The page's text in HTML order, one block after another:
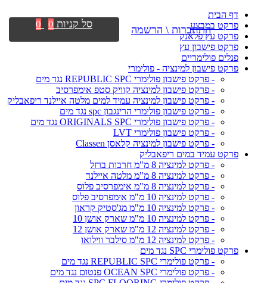
דף הבית
פרקט במבצע
פרקט עץ פלאנק
פרקט פישבון עץ
פנלים פולימריים
פרקט פישבון למינציה - פולימרי
- פרקט פישבון פולימרי REPUBLIC SPC נגד מים
- פרקט פישבון למינציה קוויק סטפ אימפרסיב
- פרקט פישבון למינציה עמיד למים מלטה איילנד ריפאבליק
- פרקט פישבון פולימרי הרינגבון spc נגד מים
- פרקט פישבון פולימרי ORIGINALS SPC נגד מים
- פרקט פישבון פולימרי LVT
- פרקט פישבון למינציה קלאסן Classen
פרקט עמיד במים ריפאבליק
- פרקט למינציה 8 מ"מ חרבות ברזל
- פרקט למינציה 8 מ"מ מלטה איילנד
- פרקט למינציה 8 מ"מ אימפרסיב פלוס
- פרקט למינציה 10 מ"מ אימפרסיב פלוס
- פרקט למינציה 10 מ"מ מג'סטיק קראון
- פרקט למינציה 10 מ"מ שארק אושן 10
- פרקט למינציה 12 מ"מ שארק אושן 12
- פרקט למינציה 12 מ"מ סילבר ווילואו
פרקט פולימרי SPC נגד מים
- פרקט פולימרי REPUBLIC SPC נגד מים
- פרקט פולימרי OCEAN SPC פנטום נגד מים
התחברות \ הרשמה סל קניות 0
0